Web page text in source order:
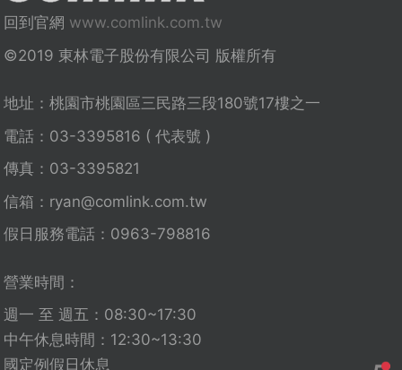
回到官網 www.comlink.com.tw
©2019 東林電子股份有限公司 版權所有
地址：桃園市桃園區三民路三段180號17樓之一
電話：03-3395816 ( 代表號 )
傳真：03-3395821
信箱： ryan@comlink.com.tw
假日服務電話：0963-798816
營業時間：
週一 至 週五：08:30~17:30
中午休息時間：12:30~13:30
國定例假日休息